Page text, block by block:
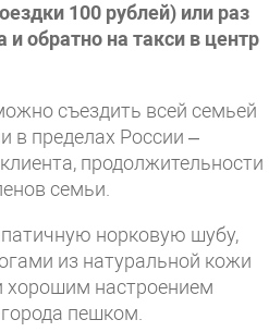
100 рублей) или раз
и обратно на такси в центр
съездить всей семьей
в пределах России –
продолжительности
семьи.
норковую шубу,
из натуральной кожи
хорошим настроением
пешком.